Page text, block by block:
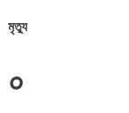
মৃত্যু
০